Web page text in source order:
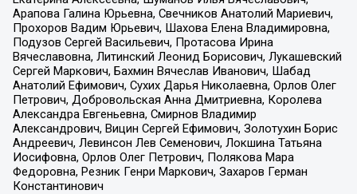
Арапова Галина Юрьевна, Свечников Анатолий Мариевич,
Прохоров Вадим Юрьевич, Шахова Елена Владимировна,
Подузов Сергей Васильевич, Протасова Ирина
Вячеславовна, Литинский Леонид Борисович, Лукашевский
Сергей Маркович, Бахмин Вячеслав Иванович, Шабад
Анатолий Ефимович, Сухих Дарья Николаевна, Орлов Олег
Петрович, Добровольская Анна Дмитриевна, Королева
Александра Евгеньевна, Смирнов Владимир
Александрович, Вицин Сергей Ефимович, Золотухин Борис
Андреевич, Левинсон Лев Семенович, Локшина Татьяна
Иосифовна, Орлов Олег Петрович, Полякова Мара
Федоровна, Резник Генри Маркович, Захаров Герман
Константинович